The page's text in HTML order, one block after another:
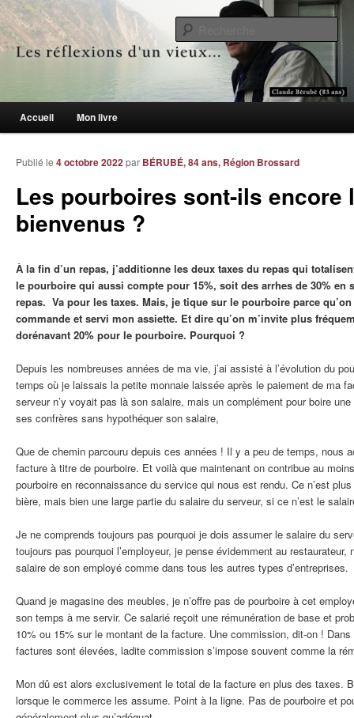
Les réflexions d'un vieux…
Le blogue des aînés de 65 ans et +
Menu principal
Aller au contenu principal
Aller au contenu secondaire
Accueil Mon livre
Les pourboires sont-ils encore
bienvenus ?
Publié le 4 octobre 2022par BÉRUBÉ, 84 ans, Région Brossard
À la fin d’un repas, j’additionne les deux taxes du repas qui
le pourboire qui aussi compte pour 15%, soit des arrhes de 30% en
repas. Va pour les taxes. Mais, je tique sur le pourboire parce qu’on
commande et servi mon assiette. Et dire qu’on m’invite plus
dorénavant 20% pour le pourboire. Pourquoi ?
Depuis les nombreuses années de ma vie, j’ai assisté à l’évolution du
temps où je laissais la petite monnaie laissée après le paiement de ma
serveur n’y voyait pas là son salaire, mais un complément pour boire
ses confrères sans hypothéquer son salaire,
Que de chemin parcouru depuis ces années ! Il y a peu de temps, nous
facture à titre de pourboire. Et voilà que maintenant on contribue au
pourboire en reconnaissance du service qui nous est rendu. Ce n’est
bière, mais bien une large partie du salaire du serveur, si ce n’est le
Je ne comprends toujours pas pourquoi je dois assumer le salaire du
toujours pas pourquoi l’employeur, je pense évidemment au restaurateur,
salaire de son employé comme dans tous les autres types d’entreprises.
Quand je magasine des meubles, je n’offre pas de pourboire à cet
son temps à me servir. Ce salarié reçoit une rémunération de base et
10% ou 15% sur le montant de la facture. Une commission, dit-on !
factures sont élevées, ladite commission s’impose souvent comme la
Mon dû est alors exclusivement le total de la facture en plus des taxes.
lorsque le commerce les assume. Point à la ligne. Pas de pourboire et